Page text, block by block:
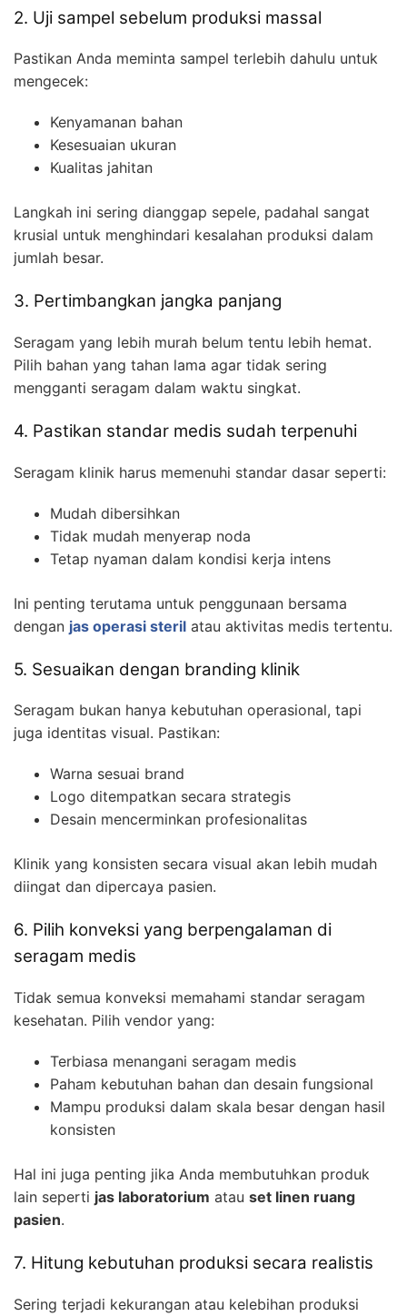
2. Uji sampel sebelum produksi massal
Pastikan Anda meminta sampel terlebih dahulu untuk
mengecek:
Kenyamanan bahan
Kesesuaian ukuran
Kualitas jahitan
Langkah ini sering dianggap sepele, padahal sangat
krusial untuk menghindari kesalahan produksi dalam
jumlah besar.
3. Pertimbangkan jangka panjang
Seragam yang lebih murah belum tentu lebih hemat.
Pilih bahan yang tahan lama agar tidak sering
mengganti seragam dalam waktu singkat.
4. Pastikan standar medis sudah terpenuhi
Seragam klinik harus memenuhi standar dasar seperti:
Mudah dibersihkan
Tidak mudah menyerap noda
Tetap nyaman dalam kondisi kerja intens
Ini penting terutama untuk penggunaan bersama
dengan jas operasi steril atau aktivitas medis tertentu.
5. Sesuaikan dengan branding klinik
Seragam bukan hanya kebutuhan operasional, tapi
juga identitas visual. Pastikan:
Warna sesuai brand
Logo ditempatkan secara strategis
Desain mencerminkan profesionalitas
Klinik yang konsisten secara visual akan lebih mudah
diingat dan dipercaya pasien.
6. Pilih konveksi yang berpengalaman di
seragam medis
Tidak semua konveksi memahami standar seragam
kesehatan. Pilih vendor yang:
Terbiasa menangani seragam medis
Paham kebutuhan bahan dan desain fungsional
Mampu produksi dalam skala besar dengan hasil
konsisten
Hal ini juga penting jika Anda membutuhkan produk
lain seperti jas laboratorium atau set linen ruang
pasien.
7. Hitung kebutuhan produksi secara realistis
Sering terjadi kekurangan atau kelebihan produksi